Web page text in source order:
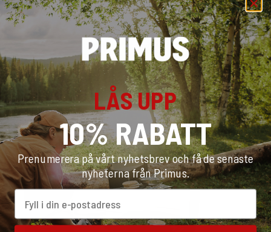
06 Avnjut med feferoni.
Rekommenderad UtrustningLÅS UPP
10% RABATT
Prenumerera på vårt nyhetsbrev och få de senaste
nyheterna från Primus.
Email